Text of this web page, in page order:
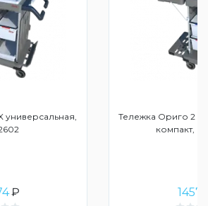
универсальная,
₽
Тележка Ориго 2
компакт,